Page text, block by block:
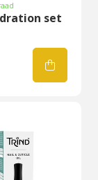
set